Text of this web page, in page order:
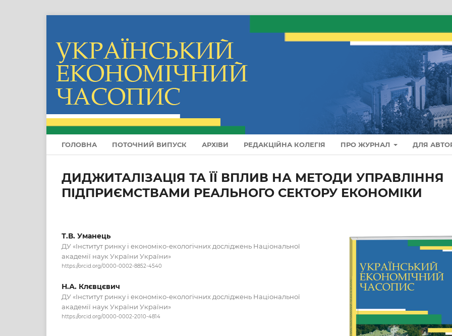
ГОЛОВНА ПОТОЧНИЙ ВИПУСК АРХІВИ РЕДАКЦІЙНА КОЛЕГІЯ ПРО ЖУРНАЛ ДЛЯ
ДИДЖИТАЛІЗАЦІЯ ТА ЇЇ ВПЛИВ НА МЕТОДИ УПРАВЛІННЯ
ПІДПРИЄМСТВАМИ РЕАЛЬНОГО СЕКТОРУ ЕКОНОМІКИ
Т.В. Уманець
ДУ «Інститут ринку і економіко-екологічних досліджень Національної
академії наук України України»
https://orcid.org/0000-0002-8852-4540
Н.А. Клєвцєвич
ДУ «Інститут ринку і економіко-екологічних досліджень Національної
академії наук України України»
https://orcid.org/0000-0002-2010-4814